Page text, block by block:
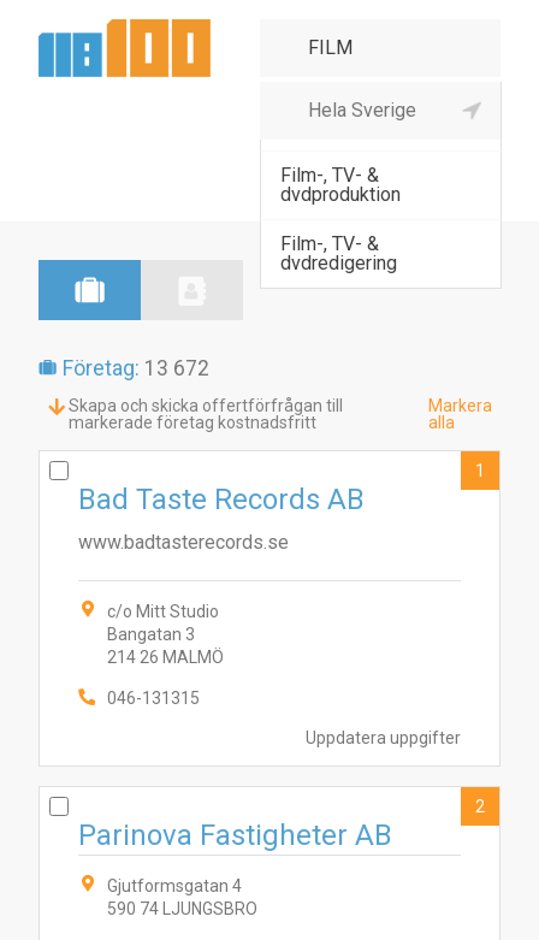
Film-, TV- &
dvddistribution
Film-, TV- &
dvdproduktion
Film-, TV- &
dvdredigering
Företag: 13 672
Skapa och skicka offertförfrågan till
markerade företag kostnadsfritt
Markera
alla
Uppdatera uppgifter
Bad Taste Records AB
www.badtasterecords.se
c/o Mitt Studio
Bangatan 3
214 26 MALMÖ
046-131315
1
Parinova Fastigheter AB
Gjutformsgatan 4
590 74 LJUNGSBRO
2